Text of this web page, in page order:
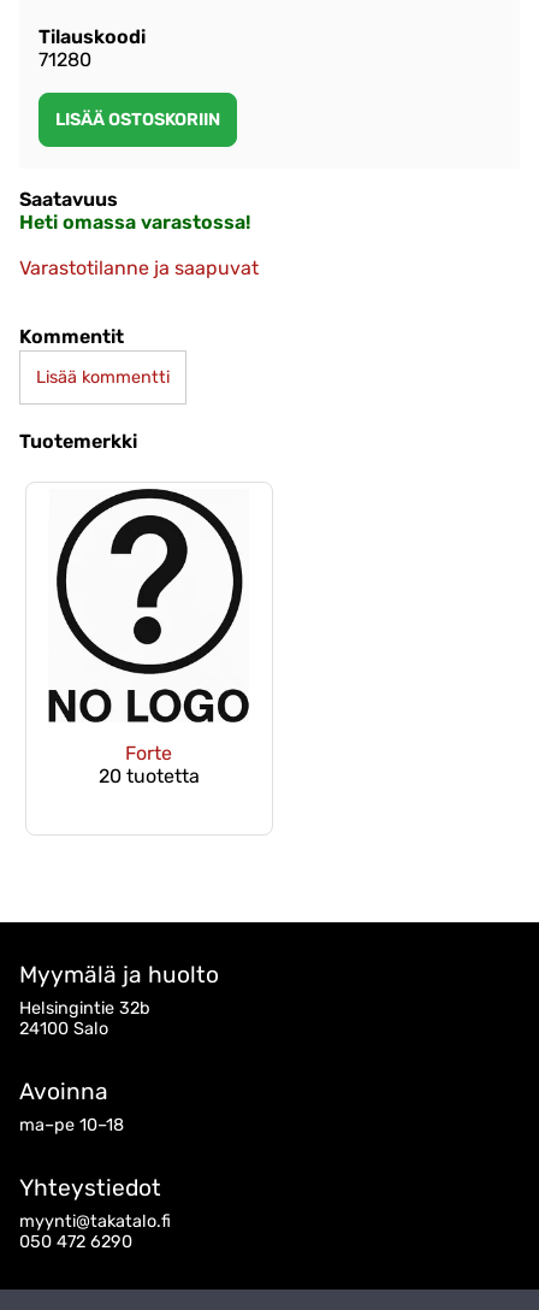
Tilauskoodi
71280
Saatavuus
Heti omassa varastossa!
Varastotilanne ja saapuvat
Kommentit
Lisää kommentti
Tuotemerkki
Forte
20 tuotetta
Myymälä ja huolto
Helsingintie 32b
24100 Salo
Avoinna
ma–pe 10–18
Yhteystiedot
myynti@takatalo.fi
050 472 6290